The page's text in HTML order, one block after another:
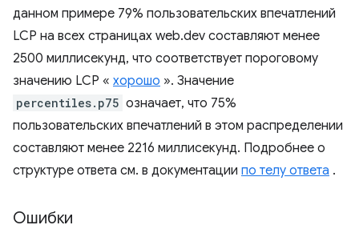
данном примере 79% пользовательских впечатлений
LCP на всех страницах web.dev составляют менее
2500 миллисекунд, что соответствует пороговому
значению LCP « хорошо ». Значение
percentiles.p75 означает, что 75%
пользовательских впечатлений в этом распределении
составляют менее 2216 миллисекунд. Подробнее о
структуре ответа см. в документации по телу ответа .
Ошибки